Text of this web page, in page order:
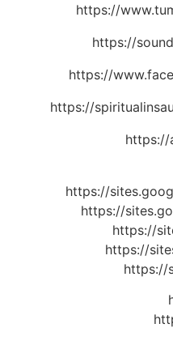
https://
https://
https://
https://
https://
https://
https://
https://
https://
https://